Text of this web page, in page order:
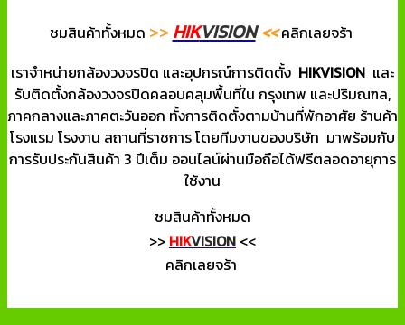
ชมสินค้าทั้งหมด >> HIKVISION <<คลิกเลยจร้า
เราจำหน่ายกล้องวงจรปิด และอุปกรณ์การติดตั้ง HIKVISION และ
รับติดตั้งกล้องวงจรปิดคลอบคลุมพื้นที่ใน กรุงเทพ และปริมณฑล,
ภาคกลางและภาคตะวันออก ทั้งการติดตั้งตามบ้านที่พักอาศัย ร้านค้า
โรงแรม โรงงาน สถานที่ราชการ โดยทีมงานของบริษัท มาพร้อมกับ
การรับประกันสินค้า 3 ปีเต็ม ออนไลน์ผ่านมือถือได้ฟรีตลอดอายุการ
ใช้งาน
ชมสินค้าทั้งหมด
>> HIKVISION <<
คลิกเลยจร้า